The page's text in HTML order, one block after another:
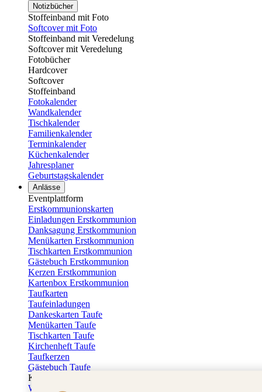
Notizbücher
Stoffeinband mit Foto
Softcover mit Foto
Stoffeinband mit Veredelung
Softcover mit Veredelung
Fotobücher
Hardcover
Softcover
Stoffeinband
Fotokalender
Wandkalender
Tischkalender
Familienkalender
Terminkalender
Küchenkalender
Jahresplaner
Geburtstagskalender
Anlässe
Eventplattform
Erstkommunionskarten
Einladungen Erstkommunion
Danksagung Erstkommunion
Menükarten Erstkommunion
Tischkarten Erstkommunion
Gästebuch Erstkommunion
Kerzen Erstkommunion
Kartenbox Erstkommunion
Taufkarten
Taufeinladungen
Dankeskarten Taufe
Menükarten Taufe
Tischkarten Taufe
Kirchenheft Taufe
Taufkerzen
Gästebuch Taufe
Kartenbox Taufe
Willkommensschilder Taufe